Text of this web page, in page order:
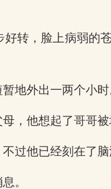
转，脸上病弱的
地外出一两个小时
，他想起了哥哥被
过他已经刻在了脑
。